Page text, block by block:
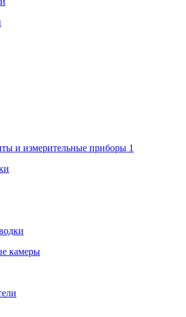
и измерительные приборы 1
камеры